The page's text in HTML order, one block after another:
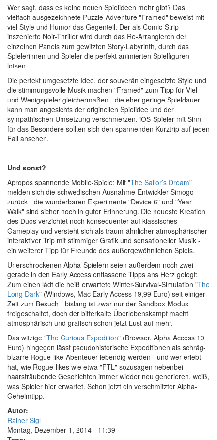
Wer sagt, dass es keine neuen Spielideen mehr gibt? Das
vielfach ausgezeichnete Puzzle-Adventure "Framed" beweist mit
viel Style und Humor das Gegenteil. Der als Comic-Strip
inszenierte Noir-Thriller wird durch das Re-Arrangieren der
einzelnen Panels zum gewitzten Story-Labyrinth, durch das
Spielerinnen und Spieler die perfekt animierten Spielfiguren
lotsen.
Die perfekt umgesetzte Idee, der souverän eingesetzte Style und
die stimmungsvolle Musik machen "Framed" zum Tipp für Viel-
und Wenigspieler gleichermaßen - die eher geringe Spieldauer
kann man angesichts der originellen Spielidee und der
sympathischen Umsetzung verschmerzen. iOS-Spieler mit Sinn
für das Besondere sollten sich den spannenden Kurztrip auf jeden
Fall ansehen.
Und sonst?
Apropos spannende Mobile-Spiele: Mit "The Sailor’s Dream"
melden sich die schwedischen Ausnahme-Entwickler Simogo
zurück - die wunderbaren Experimente "Device 6" und "Year
Walk" sind sicher noch in guter Erinnerung. Die neueste Kreation
des Duos verzichtet noch konsequenter auf klassisches
Gameplay und versteht sich als traum-ähnlicher atmosphärischer
interaktiver Trip mit stimmiger Grafik und sensationeller Musik -
ein weiterer Tipp für Freunde des außergewöhnlichen Spiels.
Unerschrockenen Alpha-Spielern seien außerdem noch zwei
gerade in den Early Access entlassene Tipps ans Herz gelegt:
Zum einen lädt die heiß erwartete Winter-Survival-Simulation "The
Long Dark" (Windows, Mac Early Access 19,99 Euro) seit einiger
Zeit zum Besuch - bislang ist zwar nur der Sandbox-Modus
freigeschaltet, doch der bitterkalte Überlebenskampf macht
atmosphärisch und grafisch schon jetzt Lust auf mehr.
Das witzige "The Curious Expedition" (Browser, Alpha Access 10
Euro) hingegen lässt pseudohistorische Expeditionen als schräg-
bizarre Rogue-like-Abenteuer lebendig werden - und wer erlebt
hat, wie Rogue-likes wie etwa "FTL" sozusagen nebenbei
haarsträubende Geschichten immer wieder neu generieren, weiß,
was Spieler hier erwartet. Schon jetzt ein verschmitzter Alpha-
Geheimtipp.
Autor:
Rainer Sigl
Montag, Dezember 1, 2014 - 11:39